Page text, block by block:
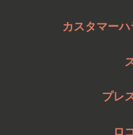
カスタマー
プレ
ロ